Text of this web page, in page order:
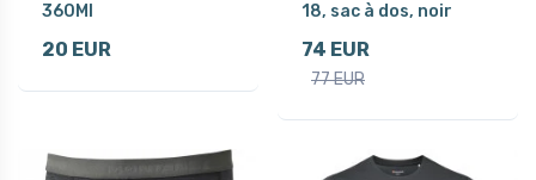
360Ml
20 EUR
18, sac à dos, noir
74 EUR
77 EUR